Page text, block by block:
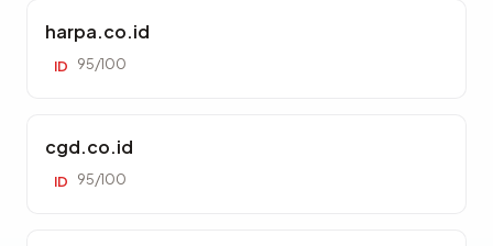
harpa.co.id
ID 95/100
cgd.co.id
ID 95/100